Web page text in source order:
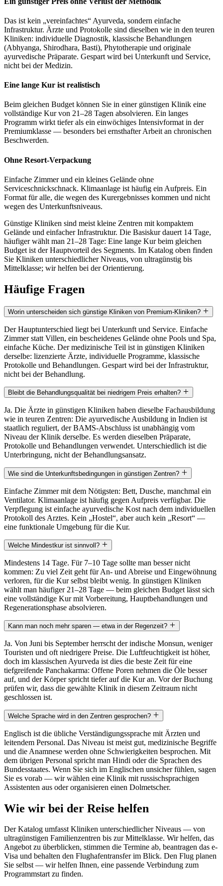
Das ist kein „vereinfachtes“ Ayurveda, sondern einfache
Infrastruktur. Ärzte und Protokolle sind dieselben wie in den teuren
Kliniken: individuelle Diagnostik, klassische Behandlungen
(Abhyanga, Shirodhara, Basti), Phytotherapie und originale
ayurvedische Präparate. Gespart wird bei Unterkunft und Service,
nicht bei der Medizin.
Eine lange Kur ist realistisch
Beim gleichen Budget können Sie in einer günstigen Klinik eine
vollständige Kur von 21–28 Tagen absolvieren. Ein langes
Programm wirkt tiefer als ein einwöchiges Intensivformat in der
Premiumklasse — besonders bei ernsthafter Arbeit an chronischen
Beschwerden.
Ohne Resort-Verpackung
Einfache Zimmer und ein kleines Gelände ohne
Serviceschnickschnack. Klimaanlage ist häufig ein Aufpreis. Ein
Format für alle, die wegen des Kurergebnisses kommen und nicht
wegen des Unterkunftsniveaus.
Günstige Kliniken sind meist kleine Zentren mit kompaktem
Gelände und einfacher Infrastruktur. Die Basiskur dauert 14 Tage,
häufiger wählt man 21–28 Tage: Eine lange Kur beim gleichen
Budget ist der Hauptvorteil des Segments. Im Katalog oben finden
Sie Kliniken unterschiedlicher Niveaus, von ultragünstig bis
Mittelklasse; wir helfen bei der Orientierung.
Häufige Fragen
Worin unterscheiden sich günstige Kliniken von Premium-Kliniken?
Der Hauptunterschied liegt bei Unterkunft und Service. Einfache
Zimmer statt Villen, ein bescheidenes Gelände ohne Pools und Spa,
einfache Küche. Der medizinische Teil ist in günstigen Kliniken
derselbe: lizenzierte Ärzte, individuelle Programme, klassische
Protokolle und Behandlungen. Gespart wird bei der Infrastruktur,
nicht bei der Behandlung.
Bleibt die Behandlungsqualität bei niedrigem Preis erhalten?
Ja. Die Ärzte in günstigen Kliniken haben dieselbe Fachausbildung
wie in teuren Zentren: Die ayurvedische Ausbildung in Indien ist
staatlich reguliert, der BAMS-Abschluss ist unabhängig vom
Niveau der Klinik derselbe. Es werden dieselben Präparate,
Protokolle und Behandlungen verwendet. Unterschiedlich ist die
Unterbringung, nicht der Behandlungsansatz.
Wie sind die Unterkunftsbedingungen in günstigen Zentren?
Einfache Zimmer mit dem Nötigsten: Bett, Dusche, manchmal ein
Ventilator. Klimaanlage ist häufig gegen Aufpreis verfügbar. Die
Verpflegung ist einfache ayurvedische Kost nach dem individuellen
Protokoll des Arztes. Kein „Hostel“, aber auch kein „Resort“ —
eine funktionale Umgebung für die Kur.
Welche Mindestkur ist sinnvoll?
Mindestens 14 Tage. Für 7–10 Tage sollte man besser nicht
kommen: Zu viel Zeit geht für An- und Abreise und Eingewöhnung
verloren, für die Kur selbst bleibt wenig. In günstigen Kliniken
wählt man häufiger 21–28 Tage — beim gleichen Budget lässt sich
eine vollständige Kur mit Vorbereitung, Hauptbehandlungen und
Regenerationsphase absolvieren.
Kann man noch mehr sparen — etwa in der Regenzeit?
Ja. Von Juni bis September herrscht der indische Monsun, weniger
Touristen und oft niedrigere Preise. Die Luftfeuchtigkeit ist höher,
doch im klassischen Ayurveda ist dies die beste Zeit für eine
tiefgreifende Panchakarma: Offene Poren nehmen die Öle besser
auf, und der Körper spricht tiefer auf die Kur an. Vor der Buchung
prüfen wir, dass die gewählte Klinik in diesem Zeitraum nicht
geschlossen ist.
Welche Sprache wird in den Zentren gesprochen?
Englisch ist die übliche Verständigungssprache mit Ärzten und
leitendem Personal. Das Niveau ist meist gut, medizinische Begriffe
und die Anamnese werden ohne Schwierigkeiten besprochen. Mit
dem übrigen Personal spricht man Hindi oder die Sprachen des
Bundesstaates. Wenn Sie sich im Englischen unsicher fühlen, sagen
Sie es vorab — wir wählen eine Klinik mit russischsprachigen
Assistenten aus oder organisieren einen Dolmetscher.
Wie wir bei der Reise helfen
Der Katalog umfasst Kliniken unterschiedlicher Niveaus — von
ultragünstigen Familienzentren bis zur Mittelklasse. Wir helfen, das
Angebot zu überblicken, stimmen die Termine ab, beantragen das e-
Visa und behalten den Flughafentransfer im Blick. Den Flug planen
Sie selbst — wir helfen Ihnen, eine passende Verbindung zum
Programmstart zu finden.